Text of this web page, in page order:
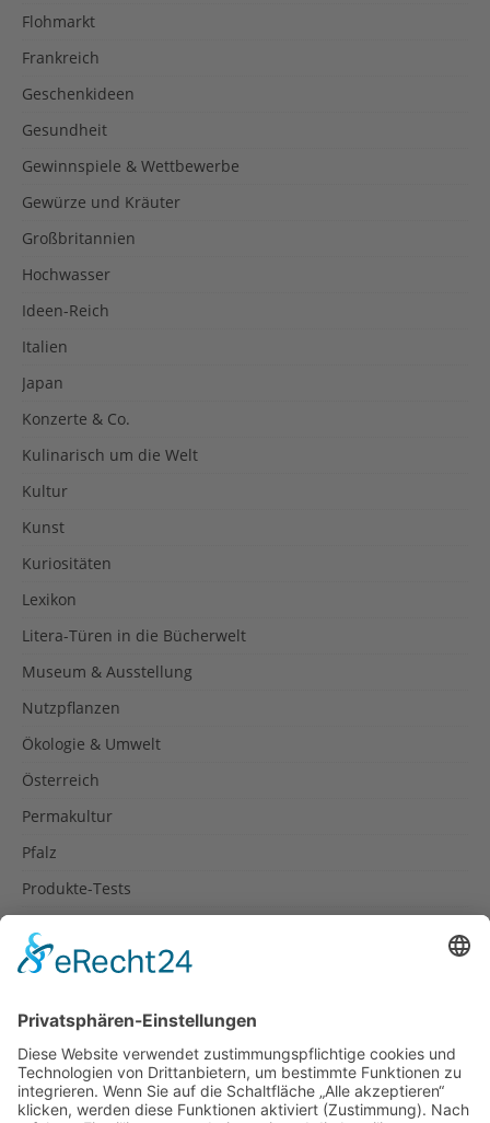
Flohmarkt
Frankreich
Geschenkideen
Gesundheit
Gewinnspiele & Wettbewerbe
Gewürze und Kräuter
Großbritannien
Hochwasser
Ideen-Reich
Italien
Japan
Konzerte & Co.
Kulinarisch um die Welt
Kultur
Kunst
Kuriositäten
Lexikon
Litera-Türen in die Bücherwelt
Museum & Ausstellung
Nutzpflanzen
Ökologie & Umwelt
Österreich
Permakultur
Pfalz
Produkte-Tests
Rezepte
Spanien
Südtirol
USA